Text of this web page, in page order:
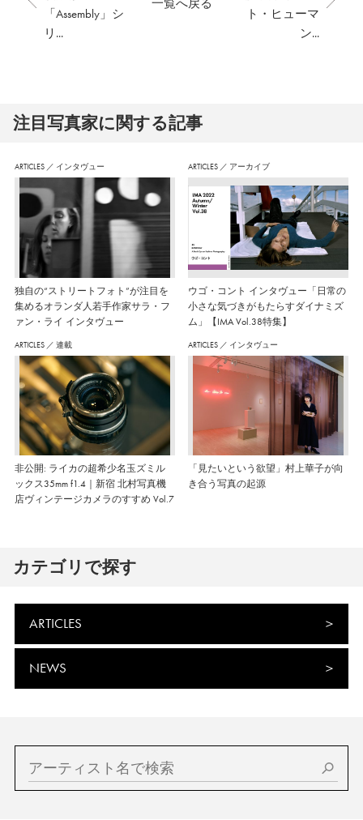
「Assembly」シ
リ...
ト・ヒューマ
ン...
一覧へ戻る
注⽬写真家に関する記事
ARTICLES ／ インタヴュー
独自の“ストリートフォト”が注目を
集めるオランダ人若手作家サラ・フ
ァン・ライ インタヴュー
ARTICLES ／ アーカイブ
ウゴ・コント インタヴュー「日常の
小さな気づきがもたらすダイナミズ
ム」【IMA Vol.38特集】
ARTICLES ／ 連載
非公開: ライカの超希少名玉ズミル
ックス35mm f1.4｜新宿 北村写真機
店ヴィンテージカメラのすすめ Vol.7
ARTICLES ／ インタヴュー
「見たいという欲望」村上華子が向
き合う写真の起源
カテゴリで探す
ARTICLES
NEWS